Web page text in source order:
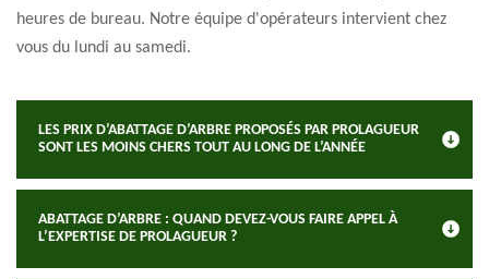
heures de bureau. Notre équipe d'opérateurs intervient chez
vous du lundi au samedi.
LES PRIX D’ABATTAGE D’ARBRE PROPOSÉS PAR PROLAGUEUR
SONT LES MOINS CHERS TOUT AU LONG DE L’ANNÉE
ABATTAGE D’ARBRE : QUAND DEVEZ-VOUS FAIRE APPEL À
L’EXPERTISE DE PROLAGUEUR ?